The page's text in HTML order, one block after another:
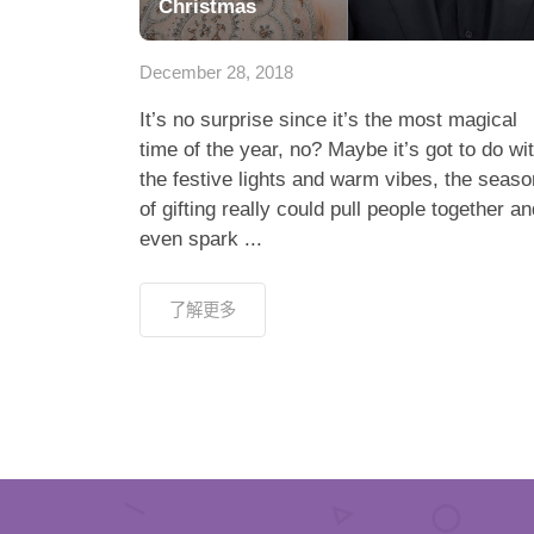
Christmas
December 28, 2018
It’s no surprise since it’s the most magical
time of the year, no? Maybe it’s got to do
the festive lights and warm vibes, the
of gifting really could pull people together
even spark ...
了解更多